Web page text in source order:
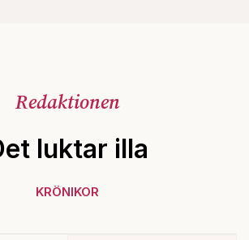
Redaktionen
luktar illa
KRÖNIKOR